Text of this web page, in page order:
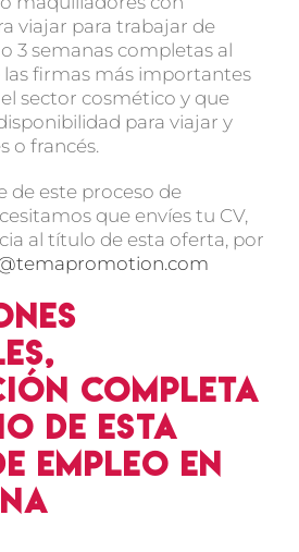
viajar para trabajar de
3 semanas completas al
las firmas más importantes
sector cosmético y que
para viajar y
o francés.
de este proceso de
que envíes tu CV,
al título de esta oferta, por
completa
de esta
empleo en